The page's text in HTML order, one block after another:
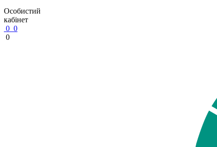
Особистий
кабінет
0 0
0